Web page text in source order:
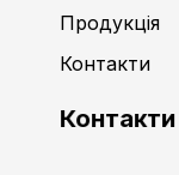
Продукція
Контакти
Контакти